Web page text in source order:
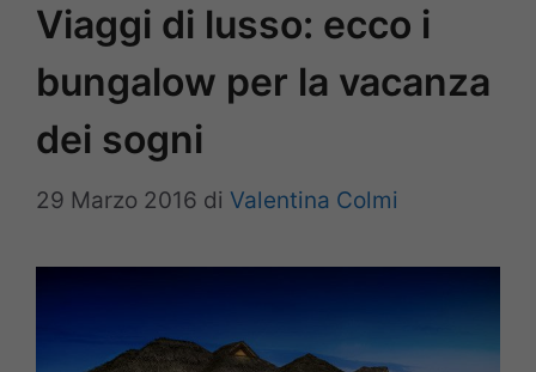
Viaggi di lusso: ecco i
bungalow per la vacanza
dei sogni
29 Marzo 2016 di Valentina Colmi